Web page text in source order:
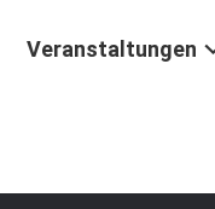
Veranstaltungen